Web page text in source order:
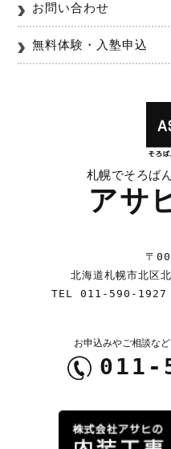
お問い合わせ
無料体験・入塾申込
札幌でそろば
アサ
〒
北海道札幌市北区
TEL 011-590-1927
お申込みやご相談な
011-